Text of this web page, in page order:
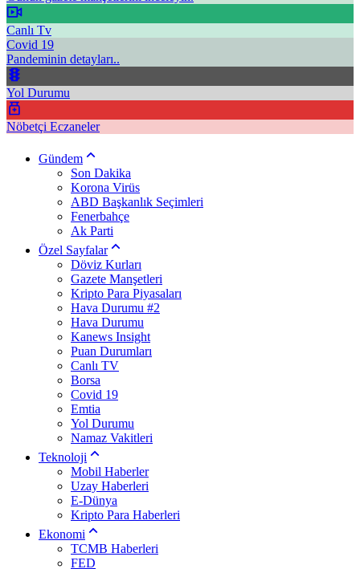
Canlı Tv
Covid 19
Pandeminin detayları..
Yol Durumu
Nöbetçi Eczaneler
Gündem
Son Dakika
Korona Virüs
ABD Başkanlık Seçimleri
Fenerbahçe
Ak Parti
Özel Sayfalar
Döviz Kurları
Gazete Manşetleri
Kripto Para Piyasaları
Hava Durumu #2
Hava Durumu
Kanews Insight
Puan Durumları
Canlı TV
Borsa
Covid 19
Emtia
Yol Durumu
Namaz Vakitleri
Teknoloji
Mobil Haberler
Uzay Haberleri
E-Dünya
Kripto Para Haberleri
Ekonomi
TCMB Haberleri
FED